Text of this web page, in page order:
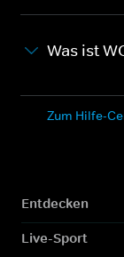
Was ist
Zum Hilfe-
Entdecken
Live-Sport